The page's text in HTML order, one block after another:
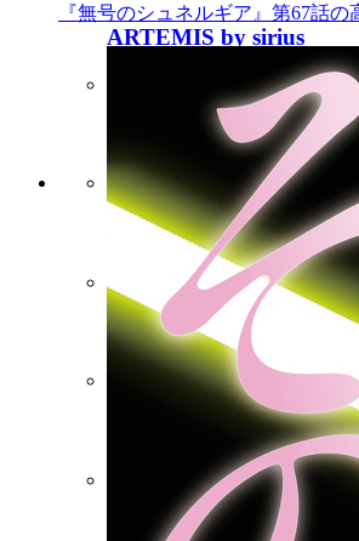
『無号のシュネルギア』第67話
ARTEMIS by sirius
作品一覧と試し読み
最新コミックス
NEWS